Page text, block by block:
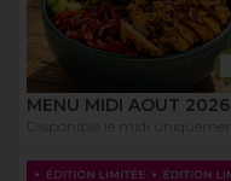
MENU MIDI AOUT 2026